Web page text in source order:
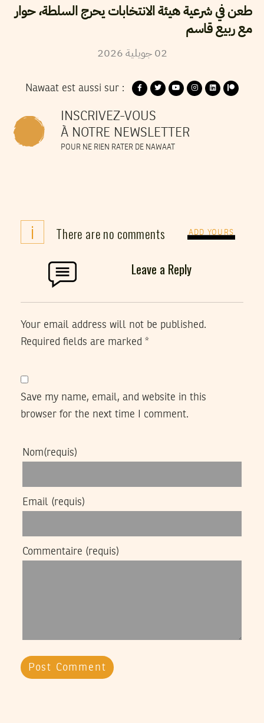
طعن في شرعية هيئة الانتخابات يحرج السلطة، حوار
مع ربيع قاسم
02 جويلية2026
Nawaat est aussi sur :
INSCRIVEZ-VOUS
À NOTRE NEWSLETTER
POUR NE RIEN RATER DE NAWAAT
i There are no comments ADD YOURS
Leave a Reply
Your email address will not be published.
Required fields are marked *
Save my name, email, and website in this
browser for the next time I comment.
Nom(requis)
Email (requis)
Commentaire (requis)